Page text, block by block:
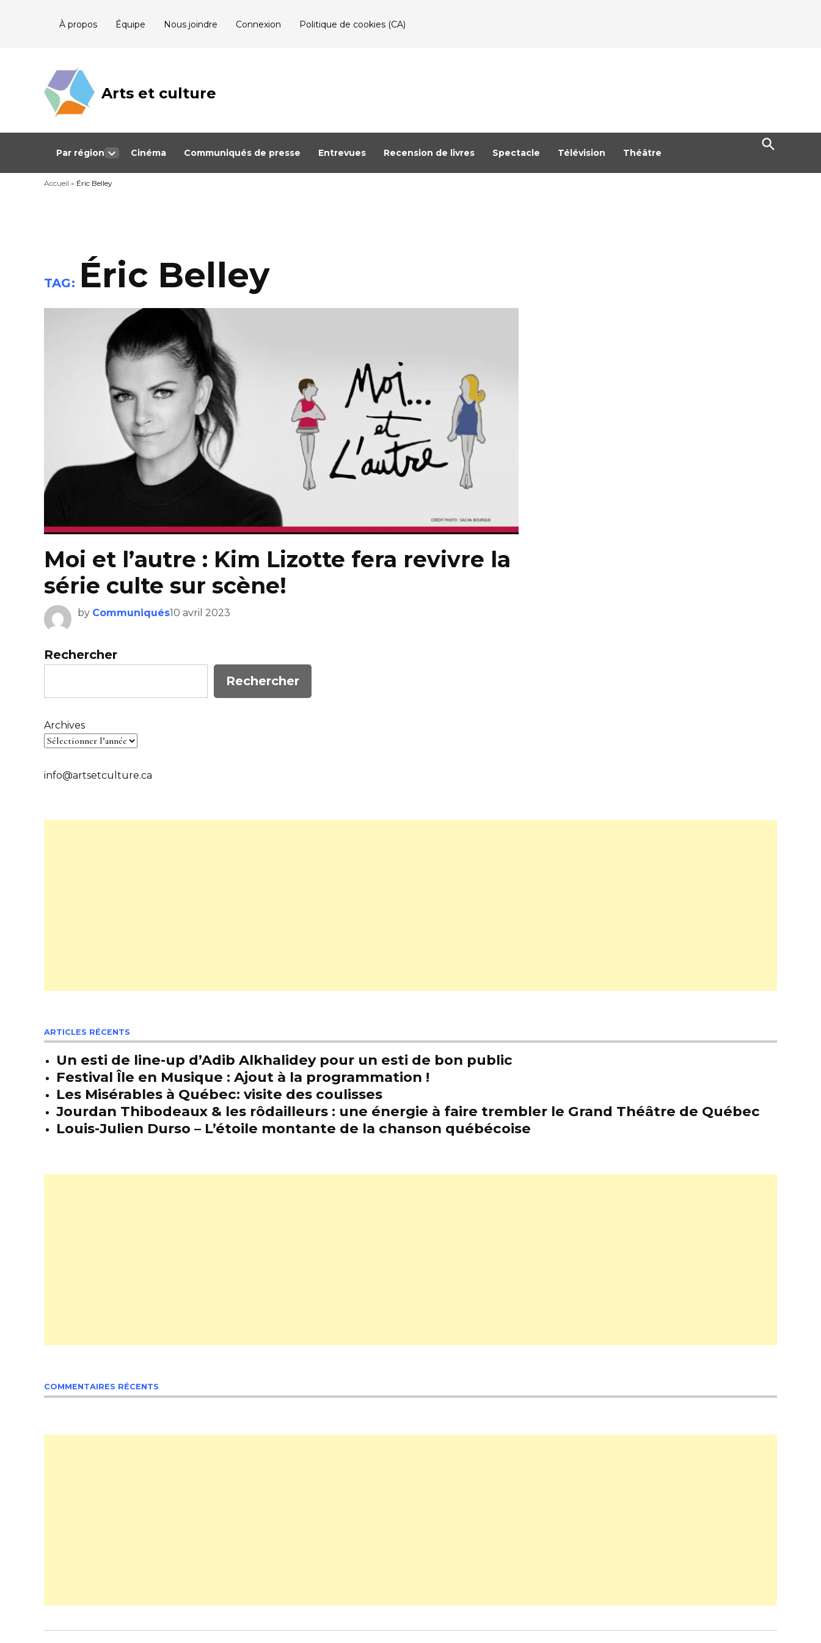
À propos Équipe Nous joindre Connexion Politique de cookies (CA)
Arts et culture
Journalisme
Québec
Par région
dropdown
menu
Cinéma Communiqués de presse Entrevues Recension de livres Spectacle Télévision Théâtre
Open
Search
Accueil » Éric Belley
TAG: Éric Belley
Moi et l’autre : Kim Lizotte fera revivre la
série culte sur scène!
by Communiqués10 avril 2023
Rechercher
Rechercher
Archives
info@artsetculture.ca
ARTICLES RÉCENTS
Un esti de line-up d’Adib Alkhalidey pour un esti de bon public
Festival Île en Musique : Ajout à la programmation !
Les Misérables à Québec: visite des coulisses
Jourdan Thibodeaux & les rôdailleurs : une énergie à faire trembler le Grand Théâtre de Québec
Louis-Julien Durso – L’étoile montante de la chanson québécoise
COMMENTAIRES RÉCENTS